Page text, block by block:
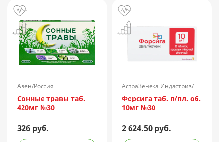
Авен/Россия
Сонные травы таб.
420мг №30
326 руб.
АстраЗенека Индастриз/
Россия
Форсига таб. п/пл. об.
10мг №30
2 624.50 руб.